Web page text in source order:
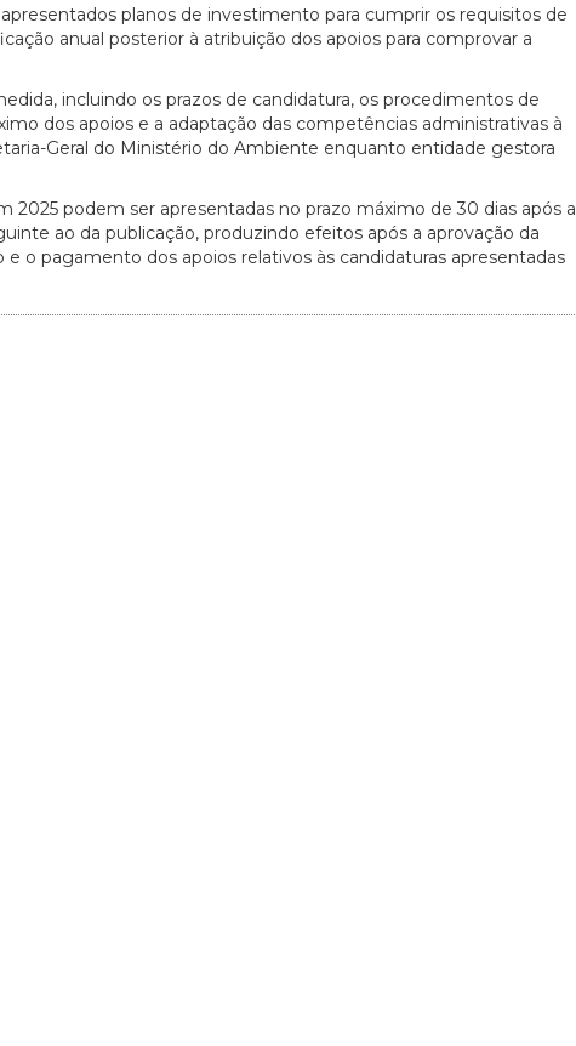
planos de investimento para cumprir os requisitos de
anual posterior à atribuição dos apoios para comprovar a
incluindo os prazos de candidatura, os procedimentos de
dos apoios e a adaptação das competências administrativas à
Geral do Ministério do Ambiente enquanto entidade gestora
2025 podem ser apresentadas no prazo máximo de 30 dias após a
ao da publicação, produzindo efeitos após a aprovação da
o pagamento dos apoios relativos às candidaturas apresentadas